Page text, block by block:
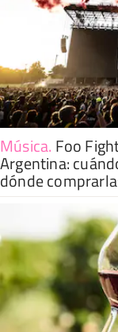
Música. Foo
Argentina:
dónde